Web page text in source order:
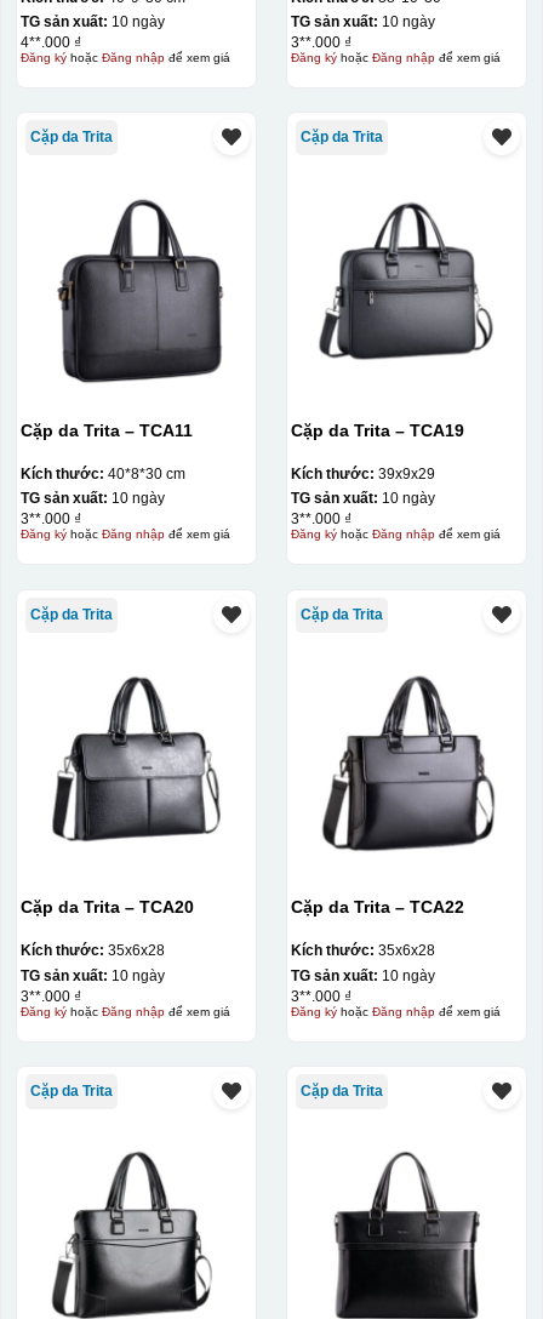
TG sản xuất: 10 ngày
4**.000 ₫
Đăng kýhoặc Đăng nhậpđể xem giá
TG sản xuất: 10 ngày
3**.000 ₫
Đăng kýhoặc Đăng nhậpđể xem giá
Cặp da Trita
Cặp da Trita – TCA11
Kích thước: 40*8*30 cm
TG sản xuất: 10 ngày
3**.000 ₫
Đăng kýhoặc Đăng nhậpđể xem giá
Cặp da Trita
Cặp da Trita – TCA19
Kích thước: 39x9x29
TG sản xuất: 10 ngày
3**.000 ₫
Đăng kýhoặc Đăng nhậpđể xem giá
Cặp da Trita
Cặp da Trita – TCA20
Kích thước: 35x6x28
TG sản xuất: 10 ngày
3**.000 ₫
Đăng kýhoặc Đăng nhậpđể xem giá
Cặp da Trita
Cặp da Trita – TCA22
Kích thước: 35x6x28
TG sản xuất: 10 ngày
3**.000 ₫
Đăng kýhoặc Đăng nhậpđể xem giá
Cặp da Trita Cặp da Trita